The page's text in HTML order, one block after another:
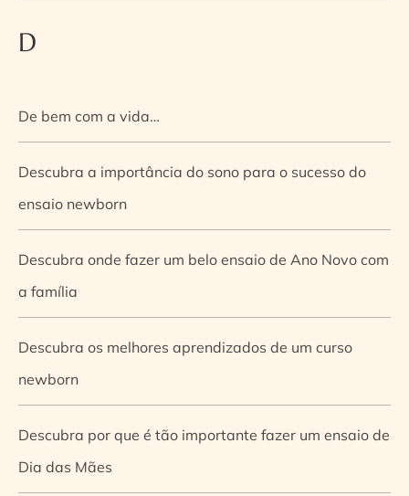
D
De bem com a vida…
Descubra a importância do sono para o sucesso do
ensaio newborn
Descubra onde fazer um belo ensaio de Ano Novo com
a família
Descubra os melhores aprendizados de um curso
newborn
Descubra por que é tão importante fazer um ensaio de
Dia das Mães